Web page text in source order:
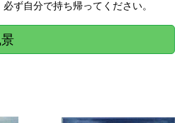
ず自分で持ち帰ってください。